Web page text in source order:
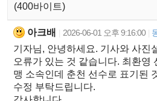
(400바이트)
아크배 2026-06-01 오후 9:16:00
기자님, 안녕하세요. 기사와 사진
오류가 있는 것 같습니다. 최환영
맹 소속인데 춘천 선수로 표기된
수정 부탁드립니다.